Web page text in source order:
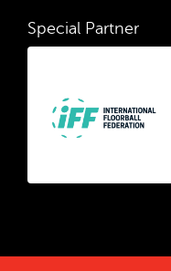
Special Partner